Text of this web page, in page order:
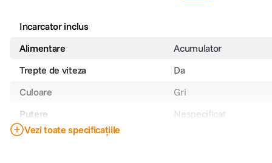
Incarcator inclus
Alimentare
Acumulator
Trepte de viteza
Da
Culoare
Gri
Putere
Nespecificat
Vezi toate specificațiile